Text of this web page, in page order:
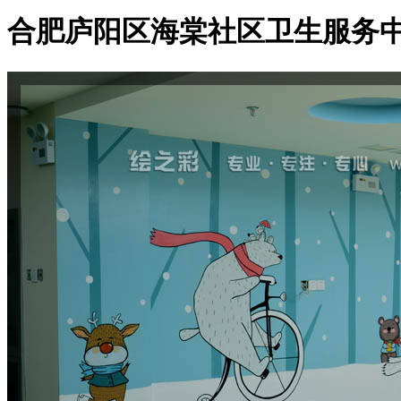
合肥庐阳区海棠社区卫生服务